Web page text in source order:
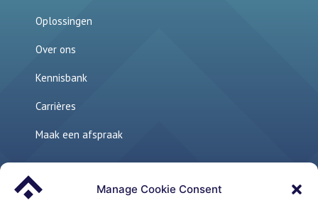
Manage Cookie Consent
Oplossingen
Over ons
Kennisbank
Carrières
Maak een afspraak
Links